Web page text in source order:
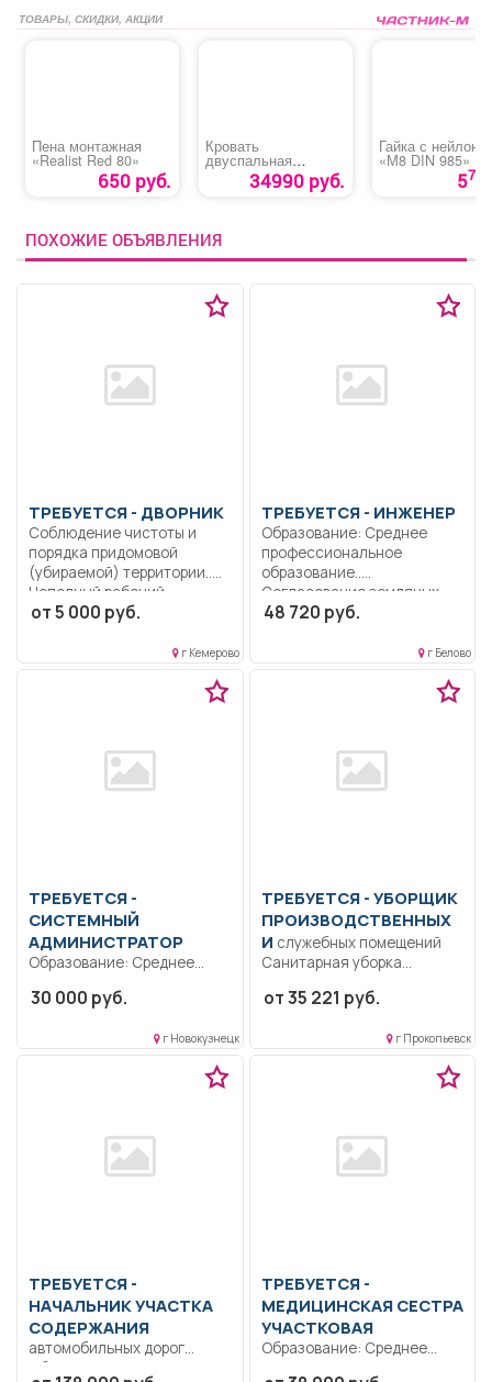
ТОВАРЫ, СКИДКИ, АКЦИИ
Пена монтажная
«Realist Red 80»
650 руб.
Кровать
двуспальная
«Дольче»34990 руб.
Гайка с
«М8 DIN 985»
570
ПОХОЖИЕ ОБЪЯВЛЕНИЯ
ТРЕБУЕТСЯ - ДВОРНИК
Соблюдение чистоты и
порядка придомовой
(убираемой) территории..
Неполный рабочий...
от 5 000 руб.
г Кемерово
ТРЕБУЕТСЯ - ИНЖЕНЕР
Образование: Среднее
профессиональное
образование..
Согласование земляных
работ, проводимых
48 720 руб.
г Белово
ТРЕБУЕТСЯ -
СИСТЕМНЫЙ
АДМИНИСТРАТОР
Образование: Среднее
образование..
социальных сетей и сайта...
30 000 руб.
г Новокузнецк
ТРЕБУЕТСЯ - УБОРЩИК
ПРОИЗВОДСТВЕННЫХ
И служебных помещений
Санитарная уборка
служебных помещений..
от 35 221 руб.
г Прокопьевск
ТРЕБУЕТСЯ -
НАЧАЛЬНИК УЧАСТКА
СОДЕРЖАНИЯ
автомобильных дорог
Образование: Высшее
ТРЕБУЕТСЯ -
МЕДИЦИНСКАЯ СЕСТРА
УЧАСТКОВАЯ
Образование: Среднее